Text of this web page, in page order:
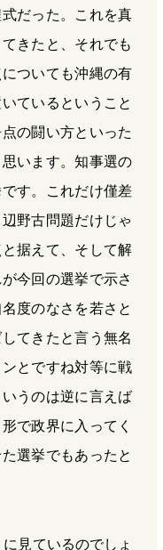
だった。これを真
きたと、それでも
ついても沖縄の有
ているということ
の闘い方といった
います。知事選の
す。これだけ僅差
野古問題だけじゃ
据えて、そして解
今回の選挙で示さ
度のなさを若さと
てきたと言う無名
とですね対等に戦
うのは逆に言えば
で政界に入ってく
選挙でもあったと
見ているのでしょ